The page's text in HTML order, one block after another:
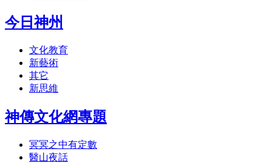
今日神州
文化教育
新藝術
其它
新思維
神傳文化網專題
冥冥之中有定數
醫山夜話